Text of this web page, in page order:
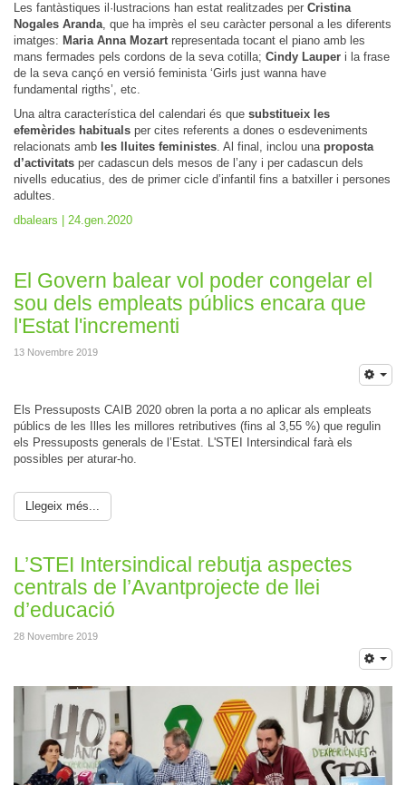
Les fantàstiques il·lustracions han estat realitzades per Cristina
Nogales Aranda, que ha imprès el seu caràcter personal a les diferents
imatges: Maria Anna Mozartrepresentada tocant el piano amb les
mans fermades pels cordons de la seva cotilla; Cindy Lauper i la frase
de la seva cançó en versió feminista ‘Girls just wanna have
fundamental rigths’, etc.
Una altra característica del calendari és que substitueix les
efemèrides habituals per cites referents a dones o esdeveniments
relacionats amb les lluites feministes. Al final, inclou una proposta
d’activitats per cadascun dels mesos de l’any i per cadascun dels
nivells educatius, des de primer cicle d’infantil fins a batxiller i persones
adultes.
dbalears | 24.gen.2020
El Govern balear vol poder congelar el
sou dels empleats públics encara que
l'Estat l'incrementi
13 Novembre 2019
Els Pressuposts CAIB 2020 obren la porta a no aplicar als empleats
públics de les Illes les millores retributives (fins al 3,55 %) que regulin
els Pressuposts generals de l’Estat. L'STEI Intersindical farà els
possibles per aturar-ho.
Llegeix més...
L’STEI Intersindical rebutja aspectes
centrals de l’Avantprojecte de llei
d’educació
28 Novembre 2019